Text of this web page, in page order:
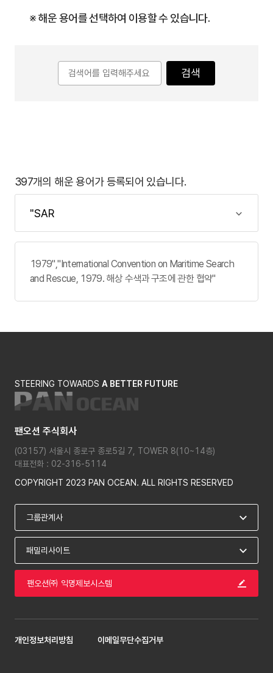
※ 해운 용어를 선택하여 이용할 수 있습니다.
검색
397개의 해운 용어가 등록되어 있습니다.
1979","International Convention on Maritime Search
and Rescue, 1979. 해상 수색과 구조에 관한 협약"
STEERING TOWARDS A BETTER FUTURE
팬오션 주식회사
(03157) 서울시 종로구 종로5길 7, TOWER 8(10~14층)
대표전화 : 02-316-5114
COPYRIGHT 2023 PAN OCEAN. ALL RIGHTS RESERVED
팬오션㈜ 익명제보시스템
개인정보처리방침 이메일무단수집거부